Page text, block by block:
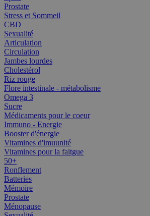
Prostate
Stress et Sommeil
CBD
Sexualité
Articulation
Circulation
Jambes lourdes
Cholestérol
Riz rouge
Flore intestinale - métabolisme
Omega 3
Sucre
Médicaments pour le coeur
Immuno - Energie
Booster d'énergie
Vitamines d'imuunité
Vitamines pour la faitgue
50+
Ronflement
Batteries
Mémoire
Prostate
Ménopause